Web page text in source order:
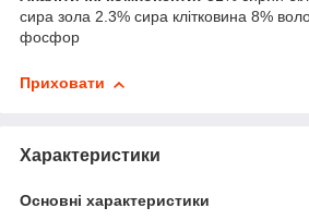
сира зола 2.3% сира клітковина 8%
фосфор
Приховати
Характеристики
Основні характеристики